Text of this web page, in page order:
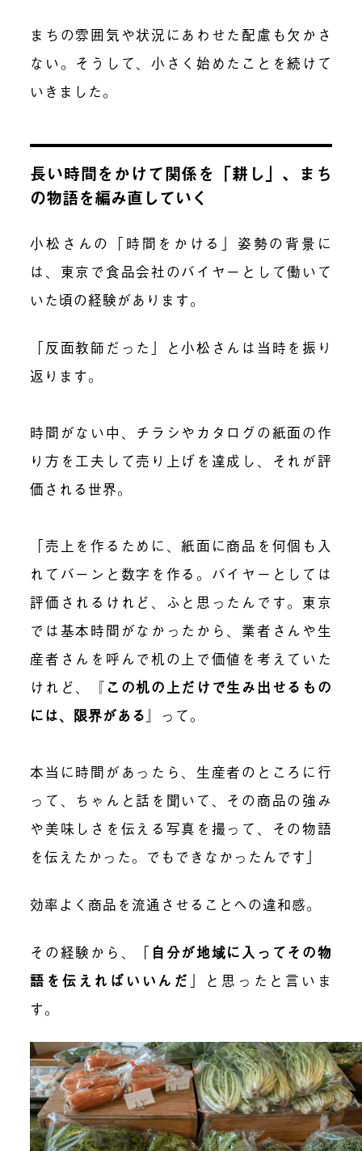
まちの雰囲気や状況にあわせた配慮も欠かさ
ない。そうして、小さく始めたことを続けて
いきました。
長い時間をかけて関係を「耕し」、まち
の物語を編み直していく
小松さんの「時間をかける」姿勢の背景に
は、東京で食品会社のバイヤーとして働いて
いた頃の経験があります。
「反面教師だった」と小松さんは当時を振り
返ります。
時間がない中、チラシやカタログの紙面の作
り方を工夫して売り上げを達成し、それが評
価される世界。
「売上を作るために、紙面に商品を何個も入
れてバーンと数字を作る。バイヤーとしては
評価されるけれど、ふと思ったんです。東京
では基本時間がなかったから、業者さんや生
産者さんを呼んで机の上で価値を考えていた
けれど、『 この机の上だけで生み出せるもの
には、限界がある 』って。
本当に時間があったら、生産者のところに行
って、ちゃんと話を聞いて、その商品の強み
や美味しさを伝える写真を撮って、その物語
を伝えたかった。でもできなかったんです」
効率よく商品を流通させることへの違和感。
その経験から、「 自分が地域に入ってその物
語を伝えればいいんだ 」と思ったと言いま
す。